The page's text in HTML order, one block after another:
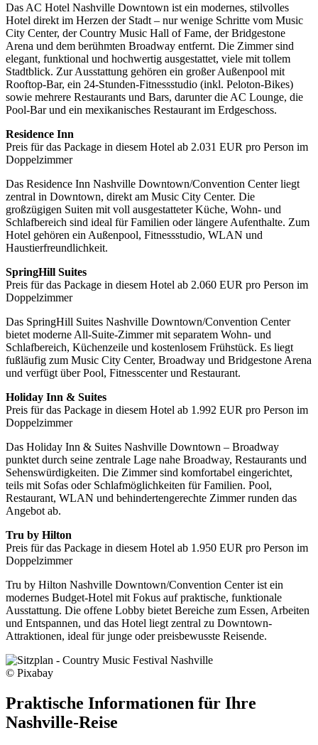
Das AC Hotel Nashville Downtown ist ein modernes, stilvolles
Hotel direkt im Herzen der Stadt – nur wenige Schritte vom Music
City Center, der Country Music Hall of Fame, der Bridgestone
Arena und dem berühmten Broadway entfernt. Die Zimmer sind
elegant, funktional und hochwertig ausgestattet, viele mit tollem
Stadtblick. Zur Ausstattung gehören ein großer Außenpool mit
Rooftop-Bar, ein 24-Stunden-Fitnessstudio (inkl. Peloton-Bikes)
sowie mehrere Restaurants und Bars, darunter die AC Lounge, die
Pool-Bar und ein mexikanisches Restaurant im Erdgeschoss.
Residence Inn
Preis für das Package in diesem Hotel ab 2.031 EUR pro Person im
Doppelzimmer
Das Residence Inn Nashville Downtown/Convention Center liegt
zentral in Downtown, direkt am Music City Center. Die
großzügigen Suiten mit voll ausgestatteter Küche, Wohn- und
Schlafbereich sind ideal für Familien oder längere Aufenthalte. Zum
Hotel gehören ein Außenpool, Fitnessstudio, WLAN und
Haustierfreundlichkeit.
SpringHill Suites
Preis für das Package in diesem Hotel ab 2.060 EUR pro Person im
Doppelzimmer
Das SpringHill Suites Nashville Downtown/Convention Center
bietet moderne All-Suite-Zimmer mit separatem Wohn- und
Schlafbereich, Küchenzeile und kostenlosem Frühstück. Es liegt
fußläufig zum Music City Center, Broadway und Bridgestone Arena
und verfügt über Pool, Fitnesscenter und Restaurant.
Holiday Inn & Suites
Preis für das Package in diesem Hotel ab 1.992 EUR pro Person im
Doppelzimmer
Das Holiday Inn & Suites Nashville Downtown – Broadway
punktet durch seine zentrale Lage nahe Broadway, Restaurants und
Sehenswürdigkeiten. Die Zimmer sind komfortabel eingerichtet,
teils mit Sofas oder Schlafmöglichkeiten für Familien. Pool,
Restaurant, WLAN und behindertengerechte Zimmer runden das
Angebot ab.
Tru by Hilton
Preis für das Package in diesem Hotel ab 1.950 EUR pro Person im
Doppelzimmer
Tru by Hilton Nashville Downtown/Convention Center ist ein
modernes Budget-Hotel mit Fokus auf praktische, funktionale
Ausstattung. Die offene Lobby bietet Bereiche zum Essen, Arbeiten
und Entspannen, und das Hotel liegt zentral zu Downtown-
Attraktionen, ideal für junge oder preisbewusste Reisende.
© Pixabay
Praktische Informationen für Ihre
Nashville-Reise